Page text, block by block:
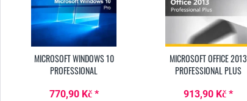
MICROSOFT WINDOWS 10
PROFESSIONAL
770,90 Kč *
MICROSOFT OFFICE 2013
PROFESSIONAL PLUS
913,90 Kč *